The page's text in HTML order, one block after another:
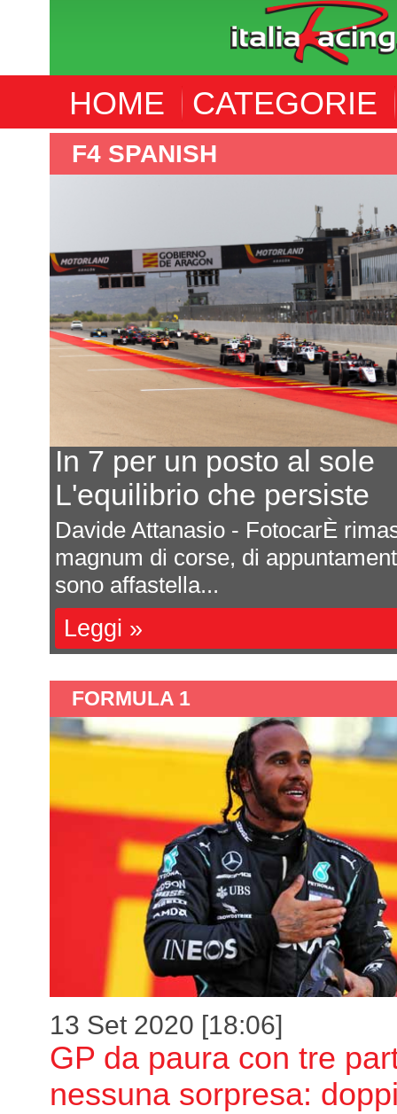
HOME CATEGORIE
F4 ITALIA
Ecco il calendario 2027
Ultima prova a Montmelò
Saranno sette appuntamenti tutti
Formula 4 italiana 2027. La ricca
una impor...
Leggi »
FORMULA 1
13 Set 2020 [18:06]
GP da paura con tre
nessuna sorpresa: